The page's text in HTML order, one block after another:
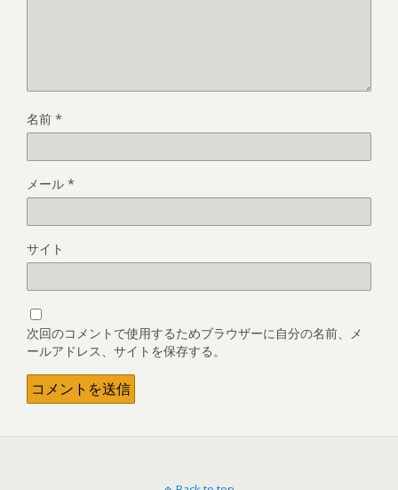
名前 *
メール *
サイト
次回のコメントで使用するためブラウザーに自分の名前、メ
ールアドレス、サイトを保存する。